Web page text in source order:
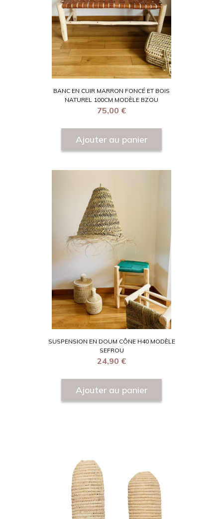
BANC EN CUIR MARRON FONCÉ ET BOIS
NATUREL 100CM MODÈLE BZOU
75,00 €
Ajouter au panier
SUSPENSION EN DOUM CÔNE H40 MODÈLE
SEFROU
24,90 €
Ajouter au panier